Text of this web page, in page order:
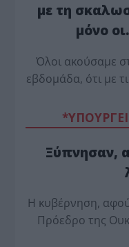
με τη
μόνο
Όλοι ακούσαμε
εβδομάδα, ότι με
Ξύπνησαν,
Η κυβέρνηση,
Πρόεδρο της